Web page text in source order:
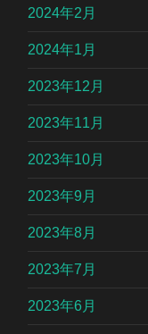
2024年2月
2024年1月
2023年12月
2023年11月
2023年10月
2023年9月
2023年8月
2023年7月
2023年6月